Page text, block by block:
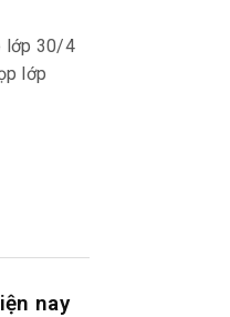
lớp 30/4
lớp
nay